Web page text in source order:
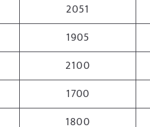
2051
1905
2100
1700
1800